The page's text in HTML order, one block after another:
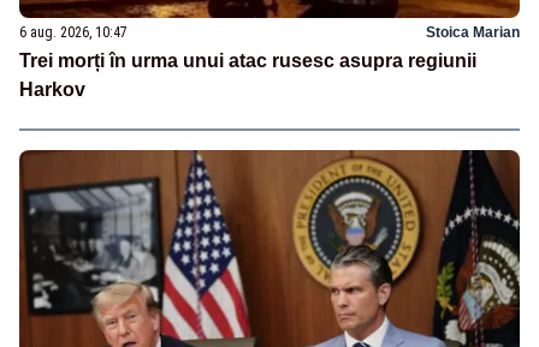
6 aug. 2026, 10:47 Stoica Marian
Trei morți în urma unui atac rusesc asupra regiunii
Harkov